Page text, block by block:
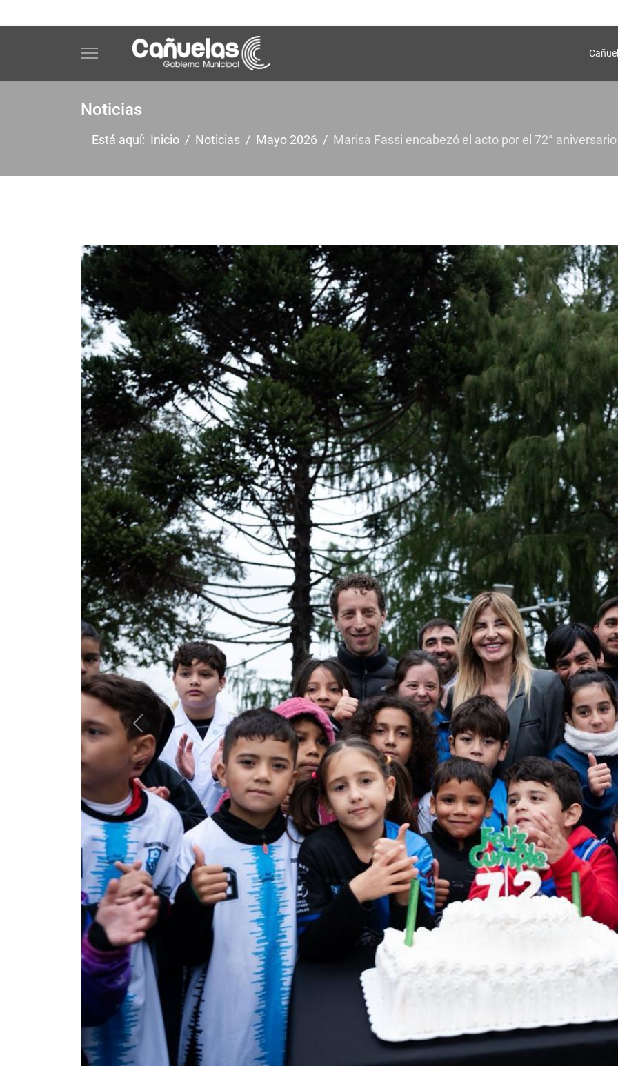
Noticias
Está aquí: Inicio Noticias Mayo 2026 Marisa Fassi encabezó el acto por el 72°
Previous